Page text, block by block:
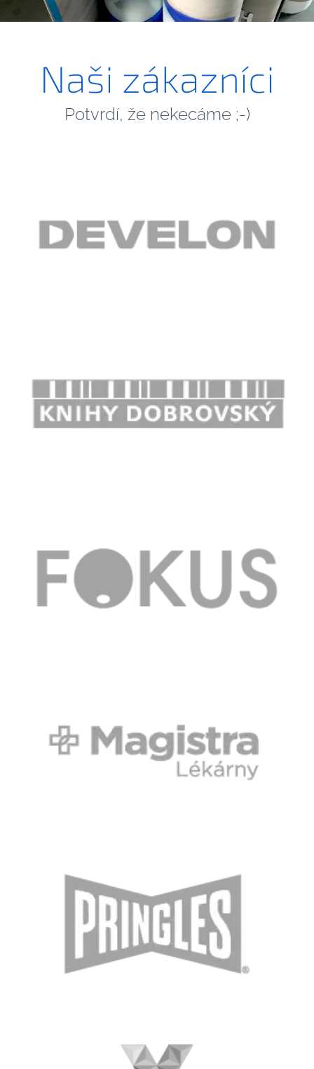
Naši zákazníci
Potvrdí, že nekecáme ;-)